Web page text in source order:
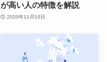
が高い人の特徴を解説
2020年11月10日